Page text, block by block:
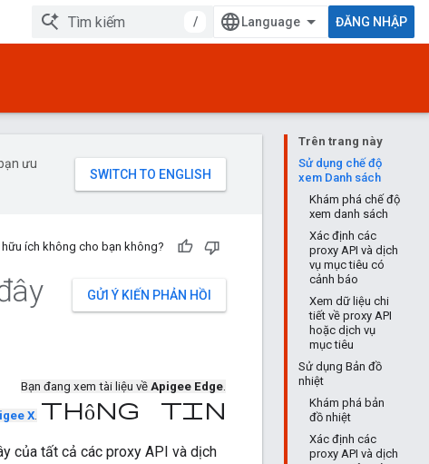
/ ĐĂNG NHẬP
Trên trang này
Sử dụng chế độ
xem Danh sách
Khám phá chế độ
xem danh sách
Xác định các
proxy API và dịch
vụ mục tiêu có
cảnh báo
Xem dữ liệu chi
tiết về proxy API
hoặc dịch vụ
mục tiêu
Sử dụng Bản đồ
nhiệt
Khám phá bản
đồ nhiệt
Xác định các
proxy API và dịch
ưu
ích không cho bạn không?
GỬI Ý KIẾN PHẢN HỒI
Bạn đang xem tài liệu về Apigee Edge.
X. thông tin
của tất cả các proxy API và dịch